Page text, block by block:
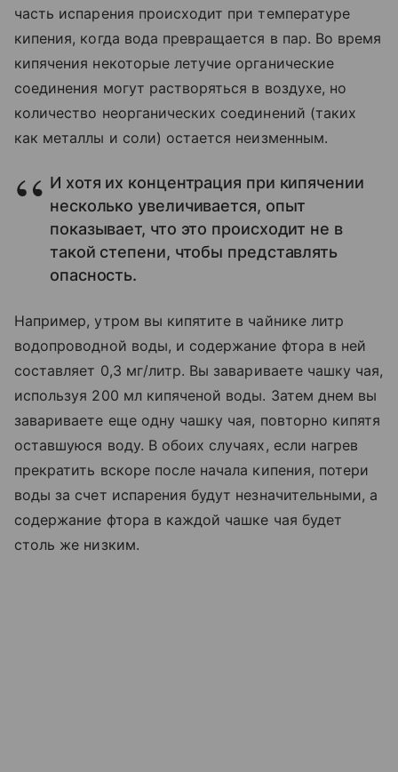
часть испарения происходит при температуре
кипения, когда вода превращается в пар. Во время
кипячения некоторые летучие органические
соединения могут растворяться в воздухе, но
количество неорганических соединений (таких
как металлы и соли) остается неизменным.
И хотя их концентрация при кипячении
несколько увеличивается, опыт
показывает, что это происходит не в
такой степени, чтобы представлять
опасность.
Например, утром вы кипятите в чайнике литр
водопроводной воды, и содержание фтора в ней
составляет 0,3 мг/литр. Вы завариваете чашку чая,
используя 200 мл кипяченой воды. Затем днем вы
завариваете еще одну чашку чая, повторно кипятя
оставшуюся воду. В обоих случаях, если нагрев
прекратить вскоре после начала кипения, потери
воды за счет испарения будут незначительными, а
содержание фтора в каждой чашке чая будет
столь же низким.